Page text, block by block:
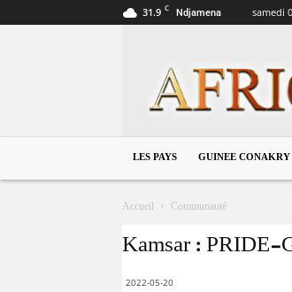
31.9 C Ndjamena samedi
LES PAYS GUINEE CONAKRY
Accueil Communauté
Kamsar : PRIDE-
2022-05-20